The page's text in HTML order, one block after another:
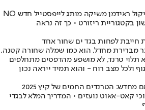
אחרי שש שנים של פיתוח ניקול ראידמן משיקה מותג לייפסטייל חדש NO
לפחות בגד ים שחור אחד
מברירת מחדל, הוא כמו שמלה שחורה קטנה,
תלוי טרנד, לא מושפע מהדפסים מתחלפים
ולכל מצב רוח - והוא תמיד ייראה נכון
הטרנדים החמים של קיץ 2025
קאט-אאוט נועזים • המדריך המלא לבגדי